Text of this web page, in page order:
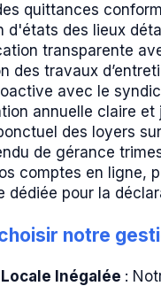
quittances
d'états des lieux
transparente
des travaux
avec le
annuelle claire
des loyers
de gérance
comptes en ligne,
dédiée pour la
notre
Inégalée :